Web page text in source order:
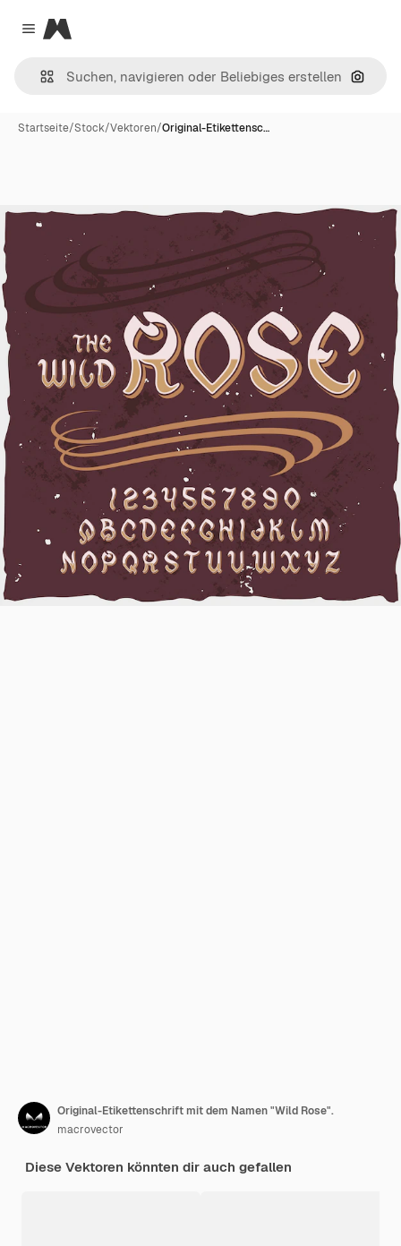
Close menu
Magnific
Nach
Startseite/Stock/Vektoren/Original-Etikettensc…
Original-Etikettenschrift mit dem Namen "Wild Rose".
macrovector
Diese Vektoren könnten dir auch gefallen